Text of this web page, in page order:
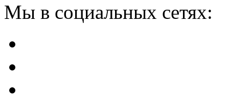
Мы в социальных сетях: